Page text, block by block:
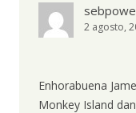
2 agosto,
Enhorabuena
Monkey Island